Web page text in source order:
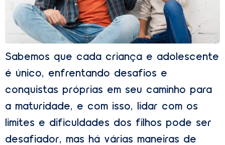
Sabemos que cada criança e adolescente
é único, enfrentando desafios e
conquistas próprias em seu caminho para
a maturidade, e com isso, lidar com os
limites e dificuldades dos filhos pode ser
desafiador, mas há várias maneiras de